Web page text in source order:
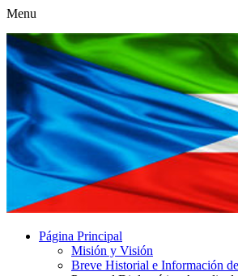
Menu
Página Principal
Misión y Visión
Breve Historial e Información